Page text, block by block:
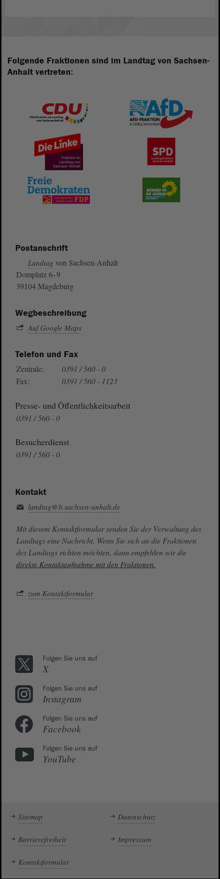
Folgende Fraktionen sind im Landtag von Sachsen-
Anhalt vertreten:
Postanschrift
Landtag von Sachsen-Anhalt
Domplatz 6–9
39104 Magdeburg
Wegbeschreibung
Auf Google Maps
Telefon und Fax
Zentrale:
0391 / 560 - 0
Fax:
0391 / 560 - 1123
Presse- und Öffentlichkeitsarbeit
0391 / 560 - 0
Besucherdienst
0391 / 560 - 0
Kontakt
landtag@lt.sachsen-anhalt.de
Mit diesem Kontaktformular senden Sie der Verwaltung des
Landtags eine Nachricht. Wenn Sie sich an die Fraktionen
des Landtags richten möchten, dann empfehlen wir die
direkte Kontaktaufnahme mit den Fraktionen.
zum Kontaktformular
Folgen Sie uns auf
X
Folgen Sie uns auf
Instagram
Folgen Sie uns auf
Facebook
Folgen Sie uns auf
YouTube
Sitemap Datenschutz
Barrierefreiheit Impressum
Kontaktformular